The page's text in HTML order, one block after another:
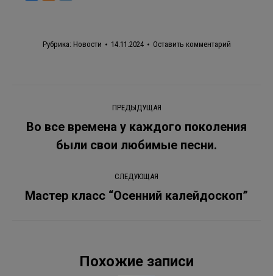
Рубрика: Новости 14.11.2024 Оставить комментарий
Навигация
по
записям
ПРЕДЫДУЩАЯ
Предыдущая
запись:
Во все времена у каждого поколения
были свои любимые песни.
СЛЕДУЮЩАЯ
Следующая
Мастер класс “Осенний калейдоскоп”
Похожие записи